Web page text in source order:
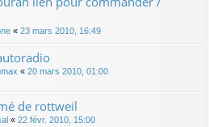
« 23 mars 2010, 16:49
« 20 mars 2010, 01:00
de rottweil
« 22 févr. 2010, 15:00